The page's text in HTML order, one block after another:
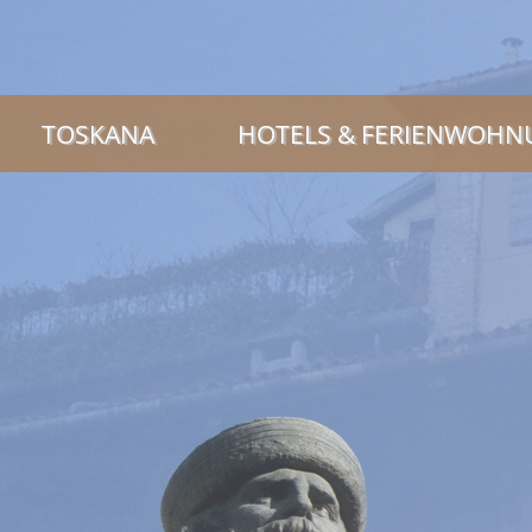
TOSKANA HOTELS &